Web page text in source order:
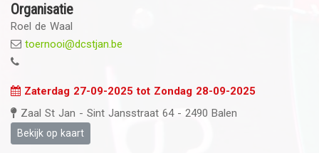
Organisatie
Roel de Waal
toernooi@dcstjan.be
Zaterdag 27-09-2025 tot Zondag 28-09-2025
Zaal St Jan - Sint Jansstraat 64 - 2490 Balen
Bekijk op kaart